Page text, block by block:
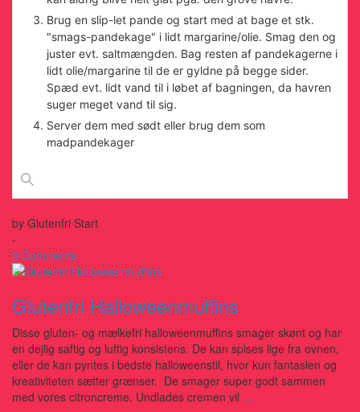
Brug en slip-let pande og start med at bage et stk.
"smags-pandekage" i lidt margarine/olie. Smag den og
juster evt. saltmængden. Bag resten af pandekagerne i
lidt olie/margarine til de er gyldne på begge sider.
Spæd evt. lidt vand til i løbet af bagningen, da havren
suger meget vand til sig.
Server dem med sødt eller brug dem som
madpandekager
by Glutenfri Start
-
3 Comments
Glutenfri Halloweenmuffins
Disse gluten- og mælkefri halloweenmuffins smager skønt og har
en dejlig saftig og luftig konsistens. De kan spises lige fra ovnen,
eller de kan pyntes i bedste halloweenstil, hvor kun fantasien og
kreativiteten sætter grænser. De smager super godt sammen
med vores citroncreme. Undlades cremen vil …